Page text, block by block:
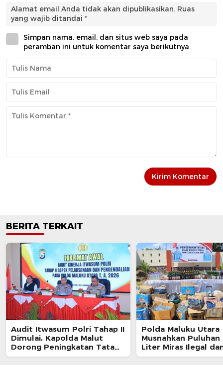
Alamat email Anda tidak akan dipublikasikan. Ruas
yang wajib ditandai *
Simpan nama, email, dan situs web saya pada
peramban ini untuk komentar saya berikutnya.
BERITA TERKAIT
Audit Itwasum Polri Tahap II
Dimulai, Kapolda Malut
Dorong Peningkatan Tata
Kelola Organisasi yang
Polda Maluku Utara
Musnahkan Puluhan
Liter Miras Ilegal
Bongkar Jaringan